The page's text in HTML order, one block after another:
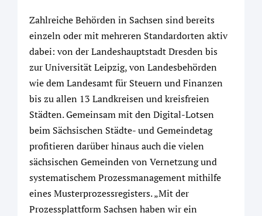
Zahlreiche Behörden in Sachsen sind bereits
einzeln oder mit mehreren Standardorten aktiv
dabei: von der Landeshauptstadt Dresden bis
zur Universität Leipzig, von Landesbehörden
wie dem Landesamt für Steuern und Finanzen
bis zu allen 13 Landkreisen und kreisfreien
Städten. Gemeinsam mit den Digital-Lotsen
beim Sächsischen Städte- und Gemeindetag
profitieren darüber hinaus auch die vielen
sächsischen Gemeinden von Vernetzung und
systematischem Prozessmanagement mithilfe
eines Musterprozessregisters. „Mit der
Prozessplattform Sachsen haben wir ein